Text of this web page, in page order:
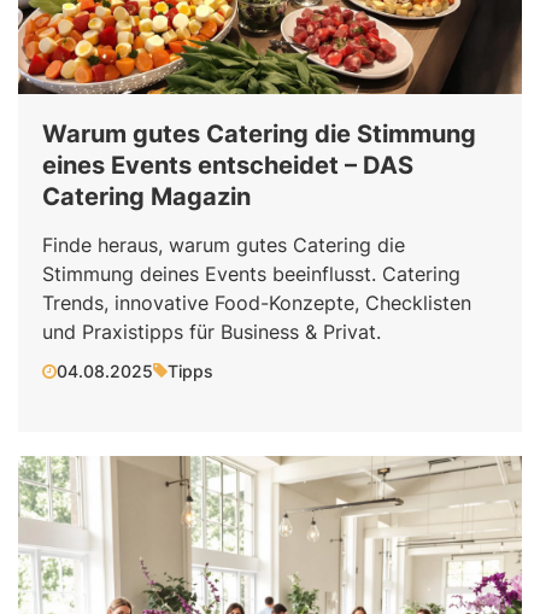
Warum gutes Catering die Stimmung
eines Events entscheidet – DAS
Catering Magazin
Finde heraus, warum gutes Catering die
Stimmung deines Events beeinflusst. Catering
Trends, innovative Food-Konzepte, Checklisten
und Praxistipps für Business & Privat.
04.08.2025 Tipps